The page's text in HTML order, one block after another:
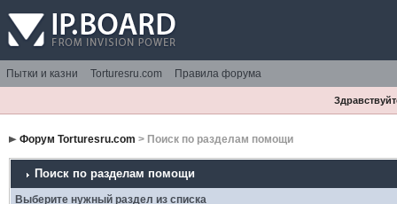
Пытки и казни Torturesru.com Правила форума
Форум Torturesru.com > Поиск по разделам помощи
Поиск по разделам помощи
Выберите нужный раздел из списка